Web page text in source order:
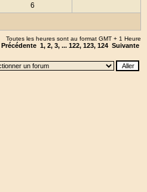
6
Toutes les heures sont au format GMT + 1 Heure
Précédente 1, 2, 3, ... 122, 123, 124 Suivante